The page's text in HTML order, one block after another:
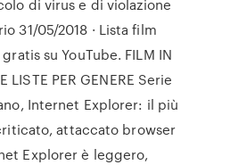
di virus e di violazione
31/05/2018 · Lista film
su YouTube. FILM IN
LISTE PER GENERE Serie
Internet Explorer: il più
attaccato browser
Explorer è leggero,